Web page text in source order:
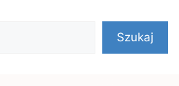
Szukaj